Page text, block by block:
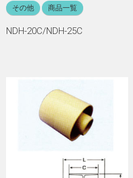
その他 商品一覧
NDH-20C/NDH-25C